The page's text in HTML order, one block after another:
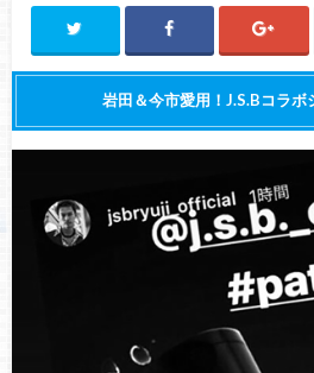
岩田＆今市愛用！J.S.Bコラボ